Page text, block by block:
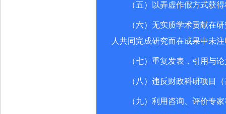
（五）以弄虚作假方式获
（六）无实质学术贡献在
人共同完成研究而在成果中未
（七）重复发表，引用与
（八）违反财政科研项目
（九）利用咨询、评价专